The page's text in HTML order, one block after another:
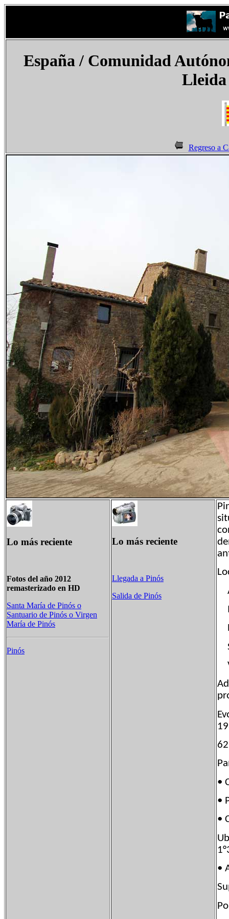
España/ Comunidad
Regreso a
Lo más reciente
Fotos del año 2012
remasterizado en HD
Santa María de Pinós o
Santuario de Pinós o Virgen
María de Pinós
Pinós
Lo más reciente
Llegada a Pinós
Salida de Pinós
•
•
•
•